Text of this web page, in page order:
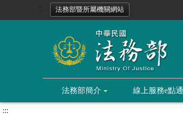
法務部暨所屬機關網站
法務部簡介 線上服務e點通
:::